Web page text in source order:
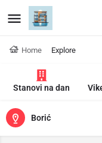
Home Explore
Stanovi na dan
Borić